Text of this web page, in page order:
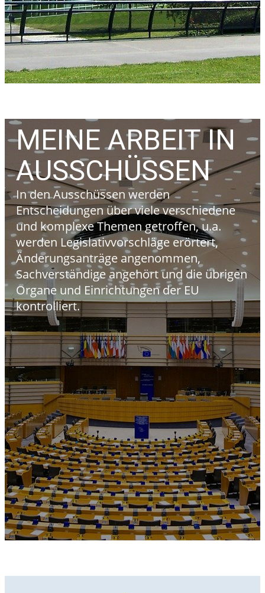
MEINE ARBEIT IN
AUSSCHÜSSEN
In den Ausschüssen werden
Entscheidungen über viele verschiedene
und komplexe Themen getroffen, u.a.
werden Legislativvorschläge erörtert,
Änderungsanträge angenommen,
Sachverständige angehört und die übrigen
Organe und Einrichtungen der EU
kontrolliert.